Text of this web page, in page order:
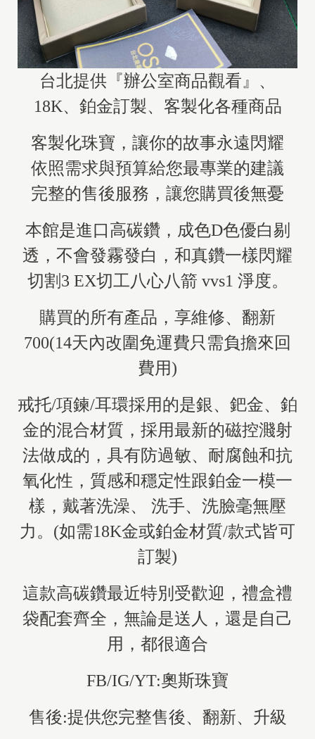
台北提供『辦公室商品觀看』、
18K、鉑金訂製、客製化各種商品
客製化珠寶，讓你的故事永遠閃耀
依照需求與預算給您最專業的建議
完整的售後服務，讓您購買後無憂
本館是進口高碳鑽，成色D色優白剔
透，不會發霧發白，和真鑽一樣閃耀
切割3 EX切工八心八箭 vvs1 淨度。
購買的所有產品，享維修、翻新
700(14天內改圍免運費只需負擔來回
費用)
戒托/項鍊/耳環採用的是銀、鈀金、鉑
金的混合材質，採用最新的磁控濺射
法做成的，具有防過敏、耐腐蝕和抗
氧化性，質感和穩定性跟鉑金一模一
樣，戴著洗澡、 洗手、洗臉毫無壓
力。(如需18K金或鉑金材質/款式皆可
訂製)
這款高碳鑽最近特別受歡迎，禮盒禮
袋配套齊全，無論是送人，還是自己
用，都很適合
FB/IG/YT:奧斯珠寶
售後:提供您完整售後、翻新、升級